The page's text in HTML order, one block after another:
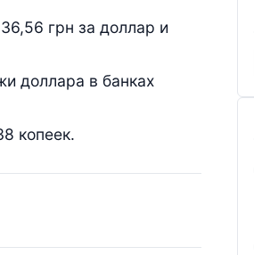
грн за доллар и
доллара в банках
копеек.